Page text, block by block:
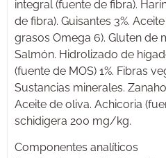
integral (fuente de fibra).
de fibra). Guisantes 3%.
grasos Omega 6). Gluten de
Salmón. Hidrolizado de
(fuente de MOS) 1%. Fibras
Sustancias minerales.
Aceite de oliva. Achicoria
schidigera 200 mg/kg.
Componentes analíticos